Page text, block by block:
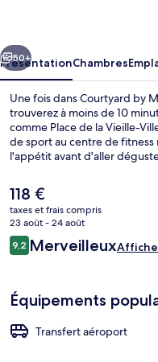
City
Suivant
50+
PrésentationChambres
Une fois dans Courtyard by
trouverez à moins de 10
comme Place de la Vieille-
de sport au centre de fitness
l'appétit avant d'aller
plus offerts sur place, on
épicerie fine et une terrasse.
une très courte distance à
métro Flora se trouve à 4 min
min.
Le
prix
actuel
est
de
118 €
taxes et frais compris
23 août - 24 août
Avis
voyageurs
9,29,2 sur 10
Merveilleux
Équipements
Transfert aéroport